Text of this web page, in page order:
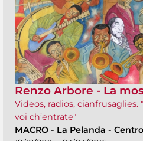
Renzo Arbore - La
Videos, radios, cianfrusaglies.
voi ch’entrate"
MACRO - La Pelanda -